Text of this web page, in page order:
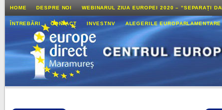
HOME DESPRE NOI WEBINARUL ZIUA EUROPEI 2020 – ”SEPARAȚI
ÎNTREBĂRI CONTACT INVESTNV ALEGERILE